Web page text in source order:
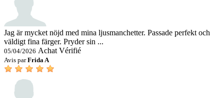
Jag är mycket nöjd med mina ljusmanchetter. Passade perfekt och
väldigt fina färger. Pryder sin ...
05/04/2026 Achat Vérifié
Avis parFrida A